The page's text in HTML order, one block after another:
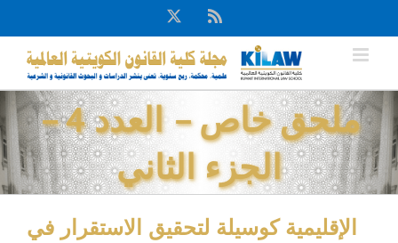
to
content
Rss
X
ملحق خاص – العدد 4 –
الجزء الثاني
الإقليمية كوسيلة لتحقيق الاستقرار في